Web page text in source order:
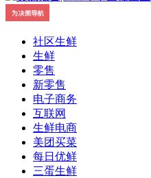
社区生鲜
生鲜
零售
新零售
电子商务
互联网
生鲜电商
美团买菜
每日优鲜
三蛋生鲜